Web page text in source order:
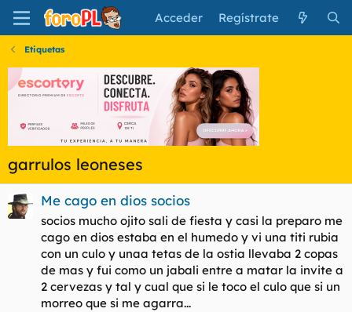
Acceder Regístrate
Etiquetas
garrulos leoneses
Me cago en dios socios
socios mucho ojito sali de fiesta y casi la preparo me
cago en dios estaba en el humedo y vi una titi rubia
con un culo y unaa tetas de la ostia llevaba 2 copas
de mas y fui como un jabali entre a matar la invite a
2 cervezas y tal y cual que si le toco el culo que si un
morreo que si me agarra...